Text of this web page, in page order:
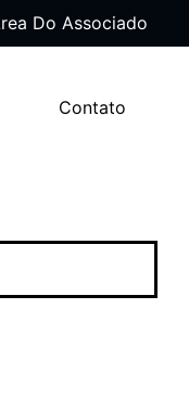
Do Associado
Contato